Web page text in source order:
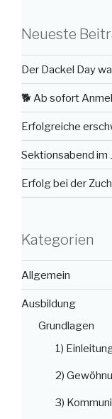
Neueste
Der Dackel Day
🐕 Ab sofort
Erfolgreiche
Sektionsabend im
Erfolg bei der
Kategorien
Allgemein
Ausbildung
Grundlagen
1)
2)
3)